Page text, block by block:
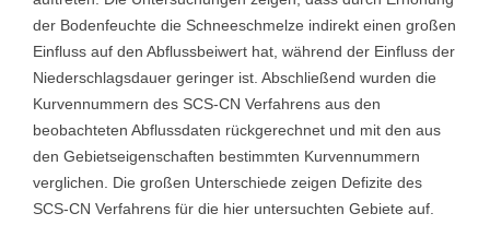
der Bodenfeuchte die Schneeschmelze indirekt einen großen
Einfluss auf den Abflussbeiwert hat, während der Einfluss der
Niederschlagsdauer geringer ist. Abschließend wurden die
Kurvennummern des SCS-CN Verfahrens aus den
beobachteten Abflussdaten rückgerechnet und mit den aus
den Gebietseigenschaften bestimmten Kurvennummern
verglichen. Die großen Unterschiede zeigen Defizite des
SCS-CN Verfahrens für die hier untersuchten Gebiete auf.